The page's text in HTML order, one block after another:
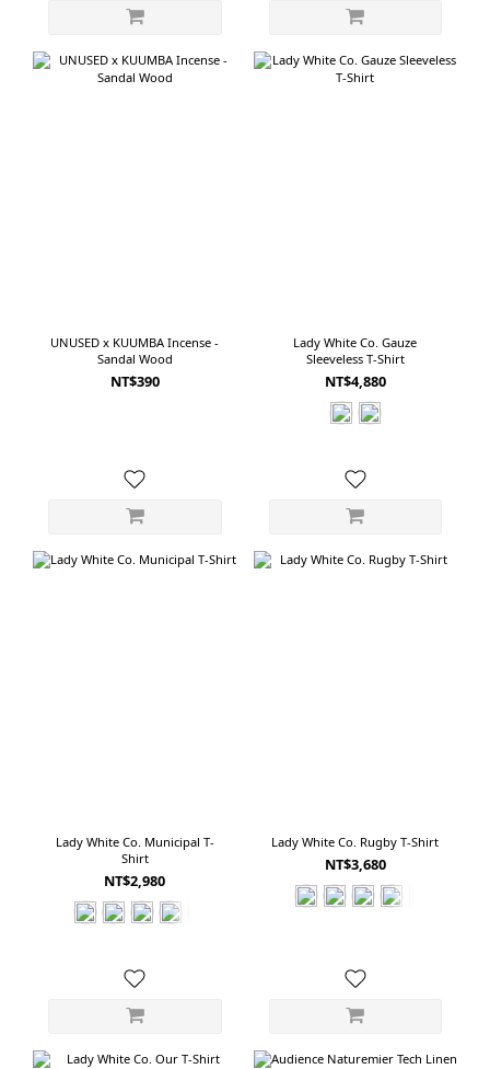
UNUSED x KUUMBA Incense -
Sandal Wood
NT$390
Lady White Co. Gauze
Sleeveless T-Shirt
NT$4,880
Lady White Co. Municipal T-
Shirt
NT$2,980
Lady White Co. Rugby T-Shirt
NT$3,680